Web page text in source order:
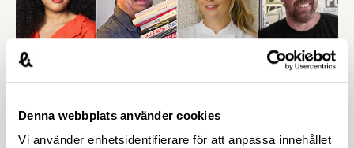
Denna webbplats använder cookies
Vi använder enhetsidentifierare för att anpassa innehållet